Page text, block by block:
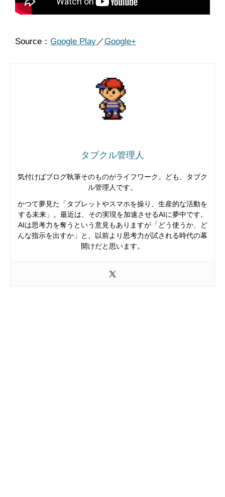
Source： Google Play／Google+
タブクル管理人
気付けばブログ執筆そのものがライフワーク。ども、タブク
ル管理人です。
かつて夢見た「タブレットやスマホを操り、生産的な活動を
する未来」。最近は、その実現を加速させるAIに夢中です。
AIは思考力を奪うという意見もありますが「どう使うか、ど
んな指示を出すか」と、以前より思考力が試される時代の幕
開けだと思います。